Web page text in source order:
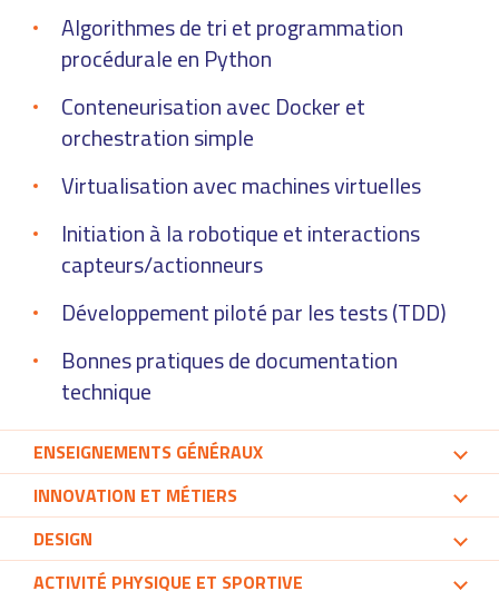
Algorithmes de tri et programmation
procédurale en Python
Conteneurisation avec Docker et
orchestration simple
Virtualisation avec machines virtuelles
Initiation à la robotique et interactions
capteurs/actionneurs
Développement piloté par les tests (TDD)
Bonnes pratiques de documentation
technique
ENSEIGNEMENTS GÉNÉRAUX
INNOVATION ET MÉTIERS
DESIGN
ACTIVITÉ PHYSIQUE ET SPORTIVE